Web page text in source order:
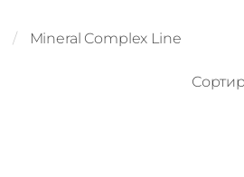
Mineral Complex Line